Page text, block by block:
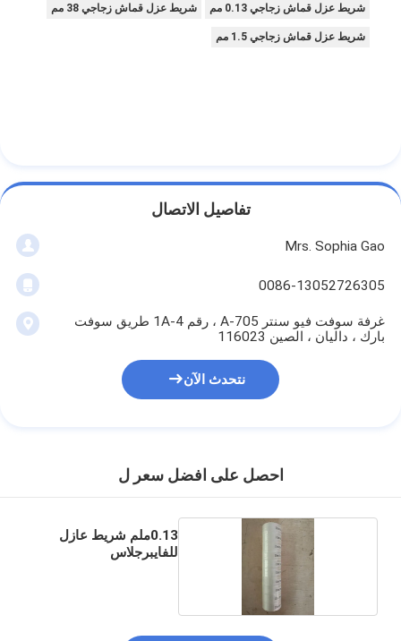
شريط عزل قماش زجاجي 0.13 مم شريط عزل قماش زجاجي 38 مم
شريط عزل قماش زجاجي 1.5 مم
تفاصيل الاتصال
Mrs. Sophia Gao
0086-13052726305
غرفة سوفت فيو سنتر A-705 ، رقم 1A-4 طريق سوفت
بارك ، داليان ، الصين 116023
نتحدث الآن
احصل على افضل سعر ل
0.13ملم شريط عازل
للفايبرجلاس